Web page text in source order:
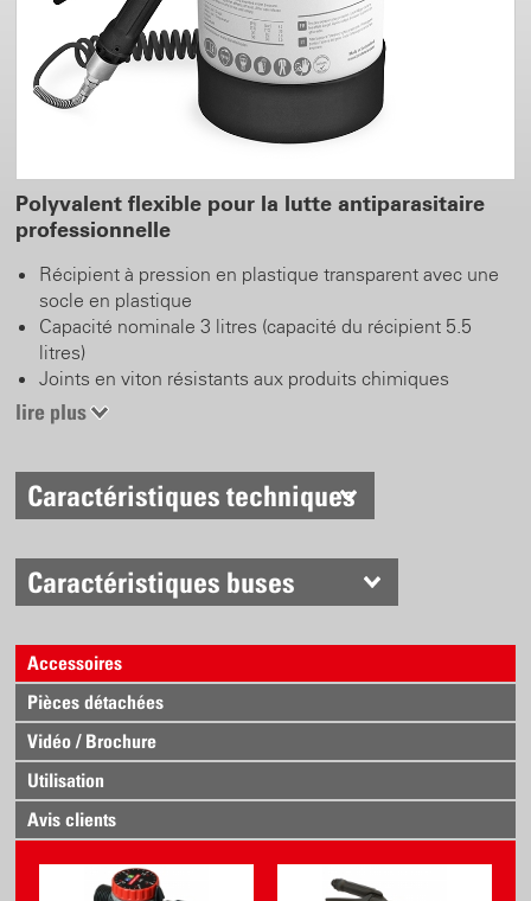
Polyvalent flexible pour la lutte antiparasitaire
professionnelle
Récipient à pression en plastique transparent avec une
socle en plastique
Capacité nominale 3 litres (capacité du récipient 5.5
litres)
Joints en viton résistants aux produits chimiques
Pression de service 4 bar
Grande ouverture de remplissage avec entonnoir intégré
Buse réglable en laiton
Soupape de sécurité et de surpression
compresseur
lire plus
Caractéristiques techniques
Caractéristiques buses
Accessoires
Pièces détachées
Vidéo / Brochure
Utilisation
Avis clients